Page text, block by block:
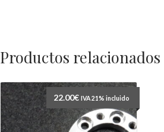
Productos relacionados
22.00€ IVA 21% incluido